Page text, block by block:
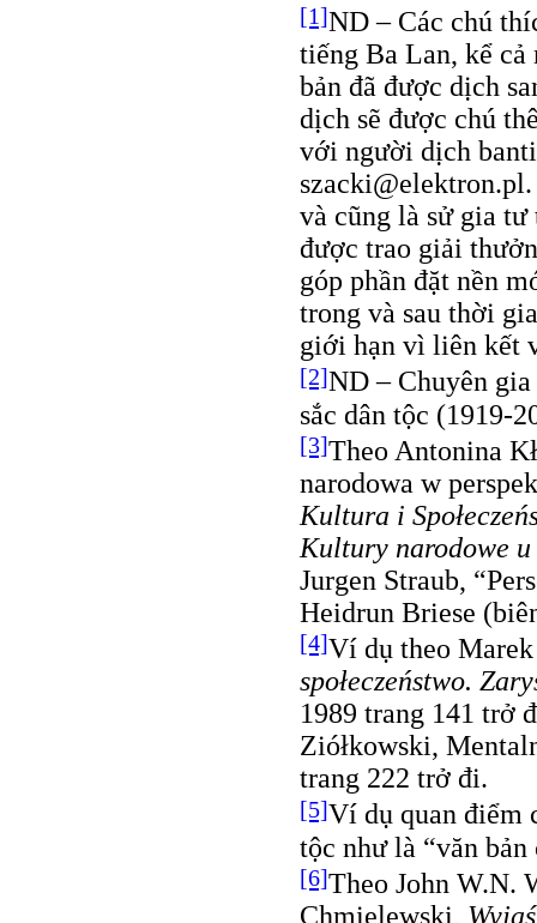
[1]ND – Các chú
tiếng Ba Lan, kể cả
bản đã được dịch
dịch sẽ được chú
với người dịch
và cũng là sử gia
được trao giải
góp phần đặt nền
trong và sau thời
giới hạn vì liên kết
[2]ND – Chuyên gia
sắc dân tộc (1919-
[3]Theo Antonina
narodowa w
Kultura i
Kultury narodowe
Jurgen Straub,
Heidrun Briese
[4]Ví dụ theo
społeczeństwo.
1989 trang 141 trở
Ziółkowski,
trang 222 trở đi.
[5]Ví dụ quan điểm
tộc như là “văn bản
[6]Theo John W.N.
Chmielewski,